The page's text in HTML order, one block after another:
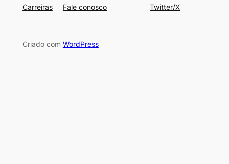
Carreiras
Fale conosco
Twitter/X
Criado com WordPress